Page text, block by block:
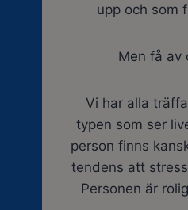
upp och som
Men få av
Vi har alla
typen som ser
person finns
tendens att
Personen är